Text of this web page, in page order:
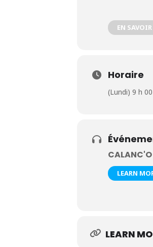
EN
Horaire
(Lundi) 9 h
CALANC'O
LEARN
LEARN